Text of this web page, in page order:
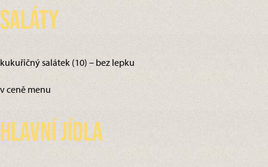
Saláty
kukuřičný salátek (10) – bez lepku
v ceně menu
Hlavní jídla